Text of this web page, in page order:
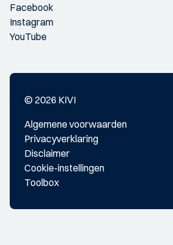
Facebook
Instagram
YouTube
© 2026 KIVI
Algemene voorwaarden
Privacyverklaring
Disclaimer
Cookie-instellingen
Toolbox